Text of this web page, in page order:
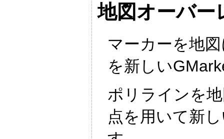
地図オーバー
マーカーを地
を新しい
ポリラインを
点を用いて新